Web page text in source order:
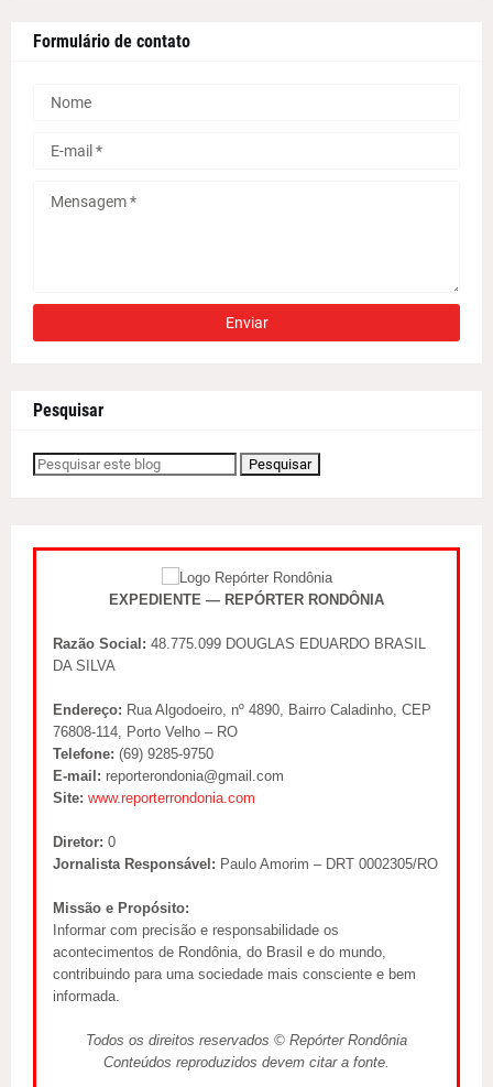
Formulário de contato
Pesquisar
EXPEDIENTE — REPÓRTER RONDÔNIA
Razão Social: 48.775.099 DOUGLAS EDUARDO BRASIL
DA SILVA
Endereço: Rua Algodoeiro, nº 4890, Bairro Caladinho, CEP
76808-114, Porto Velho – RO
Telefone: (69) 9285-9750
E-mail: reporterondonia@gmail.com
Site: www.reporterrondonia.com
Diretor: 0
Jornalista Responsável: Paulo Amorim – DRT 0002305/RO
Missão e Propósito:
Informar com precisão e responsabilidade os
acontecimentos de Rondônia, do Brasil e do mundo,
contribuindo para uma sociedade mais consciente e bem
informada.
Todos os direitos reservados © Repórter Rondônia
Conteúdos reproduzidos devem citar a fonte.